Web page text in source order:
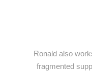
Ronald also
fragmented